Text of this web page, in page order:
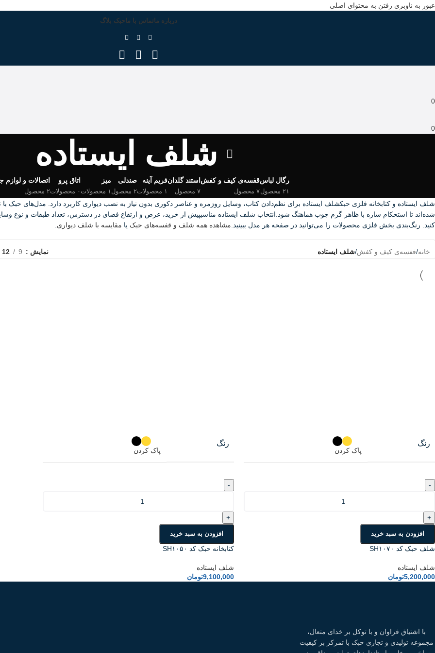
عبور به ناوبری رفتن به محتوای اصلی
درباره ماتماس با ماحبک بلاگ
0
0
شلف ایستاده
رگال لباس
۲۱ محصول
قفسه‌ی کیف و کفش
۷ محصول
استند گلدان
۷ محصول
فریم آینه
۱ محصولات
صندلی
۲ محصول
میز
۱ محصولات
اتاق پرو
۰ محصولات
اتصالات و لوازم
۲ محصول
شده‌اند تا استحکام سازه با ظاهر گرم چوب هماهنگ شود.انتخاب شلف ایستاده مناسبپیش از خرید، عرض و ارتفاع فضای در دسترس، تعداد طبقات و نوع
کنید. رنگ‌بندی بخش فلزی محصولات را می‌توانید در صفحه هر مدل ببینید.مشاهده همه شلف و قفسه‌های حبک یا مقایسه با شلف دیواری.
خانه/قفسه‌ی کیف و کفش/شلف ایستاده نمایش 9
12
رنگ
پاک کردن
-
+
افزودن به سبد خرید
شلف حبک کد SH۱۰۷۰
شلف ایستاده
5,200,000تومان
رنگ
پاک کردن
-
+
افزودن به سبد خرید
کتابخانه حبک کد SH۱۰۵۰
شلف ایستاده
9,100,000تومان
با اشتیاق فراوان و با توکل بر خدای متعال،
مجموعه تولیدی و تجاری حبک با تمرکز بر کیفیت